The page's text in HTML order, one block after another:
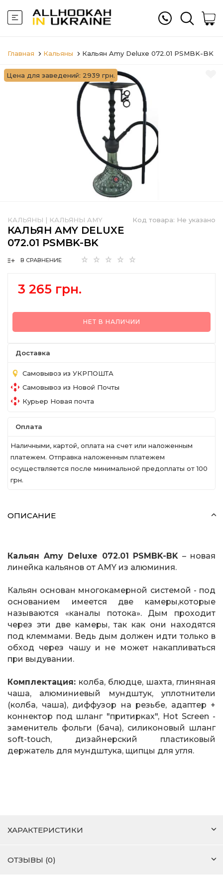
Главная Кальяны Кальян Amy Deluxe 072.01 PSMBK-BK
Цена для заведений: 2939 грн.
Код товара: Не указано
КАЛЬЯНЫ | КАЛЬЯНЫ AMY
КАЛЬЯН AMY DELUXE
072.01 PSMBK-BK
В СРАВНЕНИЕ
3 265 грн.
НЕТ В НАЛИЧИИ
Доставка
Самовывоз из УКРПОШТА
Самовывоз из Новой Почты
Курьер Новая почта
Оплата
Наличными, картой, оплата на счет или наложенным
платежем. Отправка наложенным платежем
осуществляется после минимальной предоплаты от 100
грн.
ОПИСАНИЕ
Кальян Amy Deluxe 072.01 PSMBK-BK – новая
линейка кальянов от AMY из алюминия.
Кальян основан многокамерной системой - под
основанием имеется две камеры,которые
называются «каналы потока». Дым проходит
через эти две камеры, так как они находятся
под клеммами. Ведь дым должен идти только в
обход через чашу и не может накапливаться
при выдувании.
Комплектация: колба, блюдце, шахта, глиняная
чаша, алюминиевый мундштук, уплотнители
(колба, чаша), диффузор на резьбе, адаптер +
коннектор под шланг "притирках", Hot Screen -
заменитель фольги (бача), силиконовый шланг
soft-touch, дизайнерский пластиковый
держатель для мундштука, щипцы для угля.
ХАРАКТЕРИСТИКИ
ОТЗЫВЫ (0)